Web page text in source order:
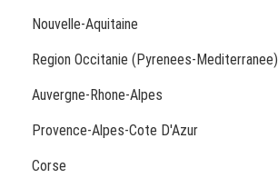
Nouvelle-Aquitaine
Region Occitanie (Pyrenees-Mediterranee)
Auvergne-Rhone-Alpes
Provence-Alpes-Cote D'Azur
Corse